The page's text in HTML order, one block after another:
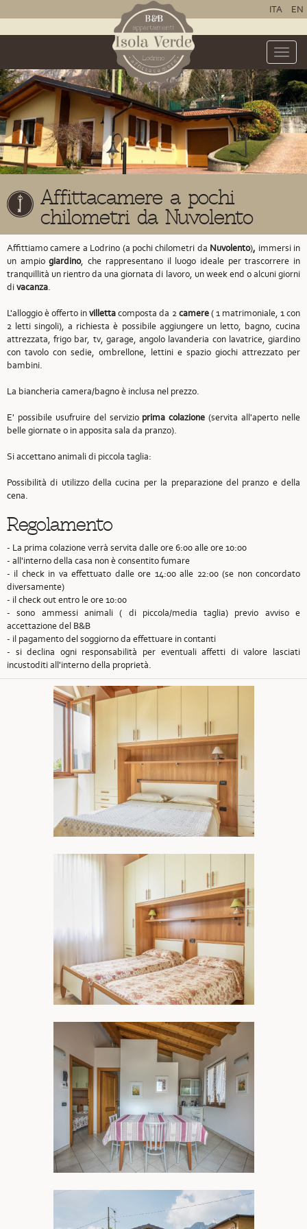
ITA EN
Toggle
Affittacamere a pochi
chilometri da Nuvolento
Affittiamo camere a Lodrino (a pochi chilometri da Nuvolento), immersi in
un ampiogiardino, che rappresentano il luogo ideale per trascorrere in
tranquillità un rientro da una giornata di lavoro, un week end o alcuni giorni
divacanza.
L'alloggio è offerto invillettacomposta da 2camere( 1 matrimoniale, 1 con
2 letti singoli), a richiesta è possibile aggiungere un letto, bagno, cucina
attrezzata, frigo bar, tv, garage, angolo lavanderia con lavatrice, giardino
con tavolo con sedie, ombrellone, lettini e spazio giochi attrezzato per
bambini.
La biancheria camera/bagno è inclusa nel prezzo.
E' possibile usufruire del servizio prima colazione (servita all'aperto nelle
belle giornate o in apposita sala da pranzo).
Si accettano animali di piccola taglia:
Possibilità di utilizzo della cucina per la preparazione del pranzo e della
cena.
Regolamento
- La prima colazione verrà servita dalle ore 6:00 alle ore 10:00
- all'interno della casa non è consentito fumare
- il check in va effettuato dalle ore 14:00 alle 22:00 (se non concordato
diversamente)
- il check out entro le ore 10:00
- sono ammessi animali ( di piccola/media taglia) previo avviso e
accettazione del B&B
- il pagamento del soggiorno da effettuare in contanti
- si declina ogni responsabilità per eventuali affetti di valore lasciati
incustoditi all'interno della proprietà.